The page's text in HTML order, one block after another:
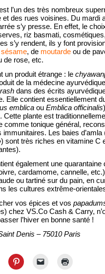
l’un des très nombreux
et des rues voisines. Du mardi
s’y presse. En effet, le
riz basmati,
s’y rendent, ils y font
sésame, de moutarde ou de
de rose, etc.
un produit étrange : le
de la médecine
dans des écrits
Elle contient essentiellement
emblica ou Emblica officinalis
Cette plante est
comme tonique général,
Les baies d’amla
sont très riches en vitamine C
également une quarantaine
cardamome, cannelle,
ou tartiné sur du pain, en
les cultures extrême-
vos épices et vos
chez VS.Co Cash & Carry,
l’hiver en bonne santé !
Denis – 75010 Paris